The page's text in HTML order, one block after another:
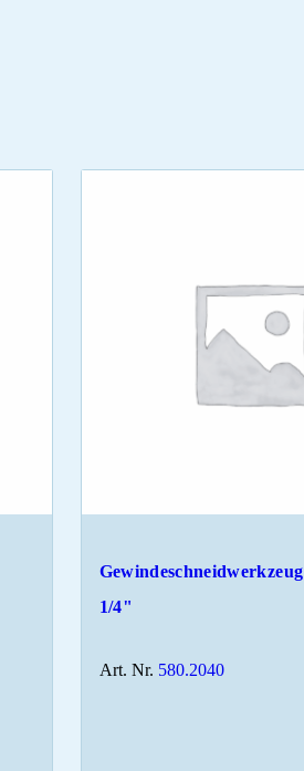
Gewindeschneidwerkzeug
1/4"
Art. Nr. 580.2040